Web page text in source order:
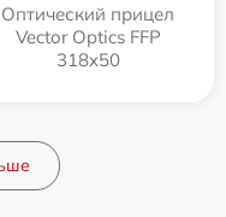
Оптический прицел
Vector Optics FFP
318x50